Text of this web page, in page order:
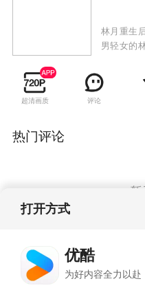
林月重生
男轻女的
屡屡受挫
沈思辰成
也收获了
超清画质 评论
热门评论
暂
打开方式
优酷
为好内容全力以赴